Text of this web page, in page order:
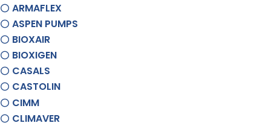
ARMAFLEX
ASPEN PUMPS
BIOXAIR
BIOXIGEN
CASALS
CASTOLIN
CIMM
CLIMAVER